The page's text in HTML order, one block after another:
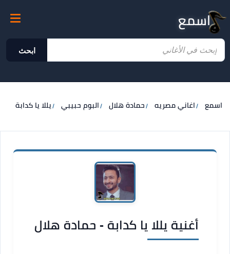
اسمع
ابحث
اسمع اغاني مصريه حمادة هلال البوم حبيبي يللا يا كدابة
أغنية يللا يا كدابة - حمادة هلال